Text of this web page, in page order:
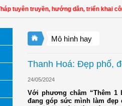
truyền, hướng dẫn, triển khai công
Mô hình hay
Thanh Hoá: Đẹp phố,
24/05/2024
Với phương châm “Thêm
đang góp sức mình làm